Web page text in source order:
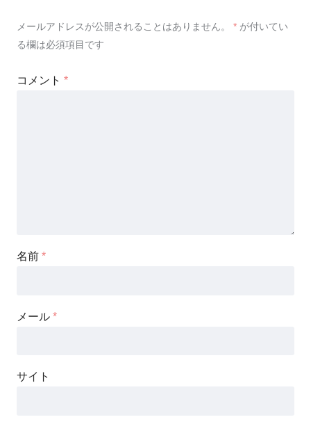
メールアドレスが公開されることはありません。 * が付いてい
る欄は必須項目です
コメント *
名前 *
メール *
サイト